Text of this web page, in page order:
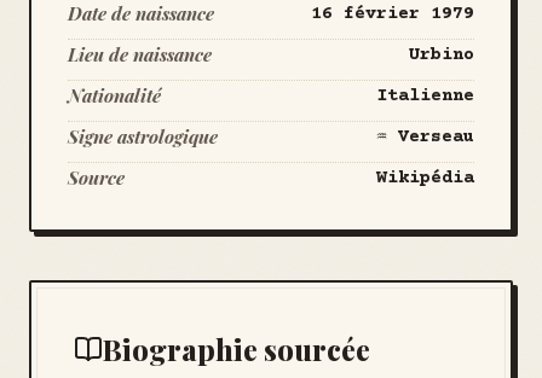
Date de naissance 16 février 1979
Lieu de naissance Urbino
Nationalité Italienne
Signe astrologique ♒ Verseau
Source Wikipédia
Biographie sourcée